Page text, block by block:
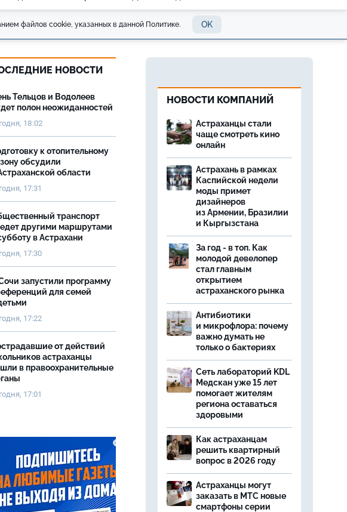
файлов cookie, указанных в данной Политике. OK
НОВОСТИ
Тельцов и Водолеев
полон неожиданностей
18:02
к отопительному
обсудили
области
17:31
транспорт
другими маршрутами
в Астрахани
17:30
запустили программу
для семей
17:22
от действий
астраханцы
в правоохранительные
17:01
НОВОСТИ КОМПАНИЙ
Астраханцы стали
чаще смотреть кино
онлайн
Астрахань в рамках
Каспийской недели
моды примет
дизайнеров
из Армении, Бразилии
и Кыргызстана
За год - в топ. Как
молодой девелопер
стал главным
открытием
астраханского рынка
Антибиотики
и микрофлора: почему
важно думать не
только о бактериях
Сеть лабораторий KDL
Медскан уже 15 лет
помогает жителям
региона оставаться
здоровыми
Как астраханцам
решить квартирный
вопрос в 2026 году
Астраханцы могут
заказать в МТС новые
смартфоны серии